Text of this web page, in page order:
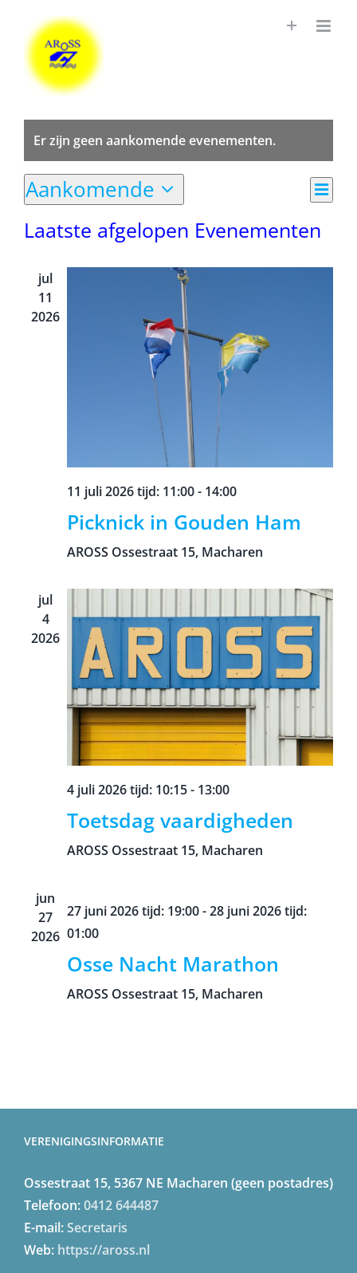
Er zijn geen aankomende evenementen.
Lijst
Aankomende
Selecteer
een
Laatste afgelopen Evenementen
jul
11
2026
11 juli 2026 tijd: 11:00- 14:00
Picknick in Gouden Ham
AROSS Ossestraat 15, Macharen
jul
4
2026
4 juli 2026 tijd: 10:15- 13:00
Toetsdag vaardigheden
AROSS Ossestraat 15, Macharen
jun
27
2026
27 juni 2026 tijd: 19:00-28 juni 2026 tijd:
01:00
Osse Nacht Marathon
AROSS Ossestraat 15, Macharen
VERENIGINGSINFORMATIE
Ossestraat 15, 5367 NE Macharen (geen postadres)
Telefoon:0412 644487
E-mail:Secretaris
Web: https://aross.nl